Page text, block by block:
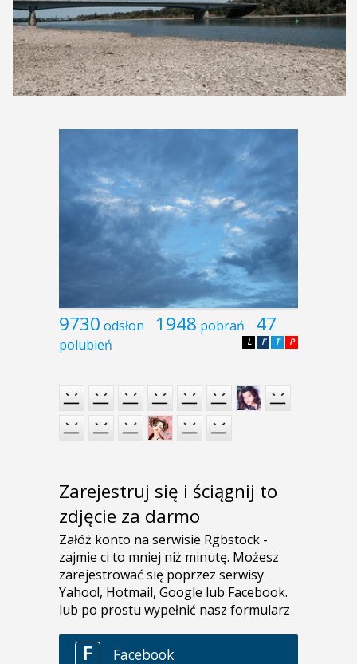
9730 odsłon 1948 pobrań 47
polubień P
T
F
L
Zarejestruj się i ściągnij to
zdjęcie za darmo